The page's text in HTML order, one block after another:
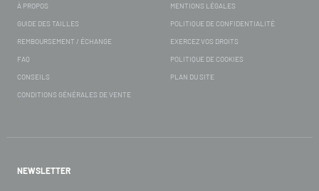
À PROPOS
GUIDE DES TAILLES
REMBOURSEMENT / ÉCHANGE
FAQ
CONSEILS
CONDITIONS GÉNÉRALES DE VENTE
MENTIONS LÉGALES
POLITIQUE DE CONFIDENTIALITÉ
EXERCEZ VOS DROITS
POLITIQUE DE COOKIES
PLAN DU SITE
NEWSLETTER